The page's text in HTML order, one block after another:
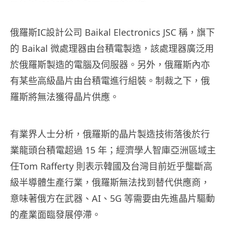
俄羅斯IC設計公司 Baikal Electronics JSC 稱，旗下
的 Baikal 微處理器由台積電製造，該處理器廣泛用
於俄羅斯製造的電腦及伺服器。另外，俄羅斯內亦
有某些高級晶片由台積電進行組裝。制裁之下，俄
羅斯將無法獲得晶片供應。
有業界人士分析，俄羅斯的晶片製造技術落後於行
業龍頭台積電超過 15 年；經濟學人智庫亞洲區域主
任Tom Rafferty 則表示韓國及台灣目前近乎壟斷高
級半導體生產行業，俄羅斯無法找到替代供應商，
意味著俄方在武器、AI、5G 等需要由先進晶片驅動
的產業面臨發展停滯。